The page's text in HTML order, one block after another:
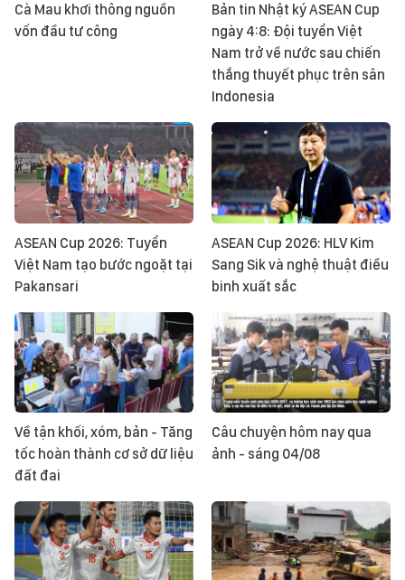
Cà Mau khơi thông nguồn
vốn đầu tư công
Bản tin Nhật ký ASEAN Cup
ngày 4:8: Đội tuyển Việt
Nam trở về nước sau chiến
thắng thuyết phục trên sân
Indonesia
ASEAN Cup 2026: Tuyển
Việt Nam tạo bước ngoặt tại
Pakansari
ASEAN Cup 2026: HLV Kim
Sang Sik và nghệ thuật điều
binh xuất sắc
Về tận khối, xóm, bản - Tăng
tốc hoàn thành cơ sở dữ liệu
đất đai
Câu chuyện hôm nay qua
ảnh - sáng 04/08